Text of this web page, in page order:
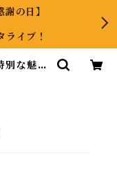
の日】
イブ！
別な魅力